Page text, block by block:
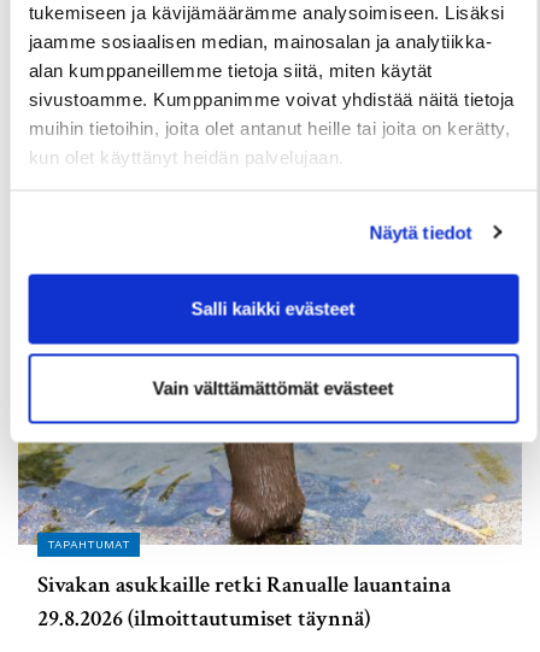
tukemiseen ja kävijämäärämme analysoimiseen. Lisäksi
jaamme sosiaalisen median, mainosalan ja analytiikka-
alan kumppaneillemme tietoja siitä, miten käytät
sivustoamme. Kumppanimme voivat yhdistää näitä tietoja
muihin tietoihin, joita olet antanut heille tai joita on kerätty,
kun olet käyttänyt heidän palvelujaan.
Näytä tiedot
Salli kaikki evästeet
Vain välttämättömät evästeet
TIEDOTTEET
Useita uudis- ja peruskorjauskohteita
valmistumassa loppuvuonna, hakuajat alkavat
elokuussa
TAPAHTUMAT
Sivakan asukkaille retki Ranualle lauantaina
29.8.2026 (ilmoittautumiset täynnä)